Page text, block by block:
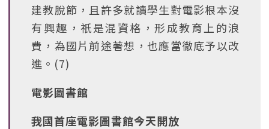
建教脫節，且許多就讀學生對電影根本沒
有興趣，祇是混資格，形成教育上的浪
費，為國片前途著想，也應當徹底予以改
進。(7)
電影圖書館
我國首座電影圖書館今天開放